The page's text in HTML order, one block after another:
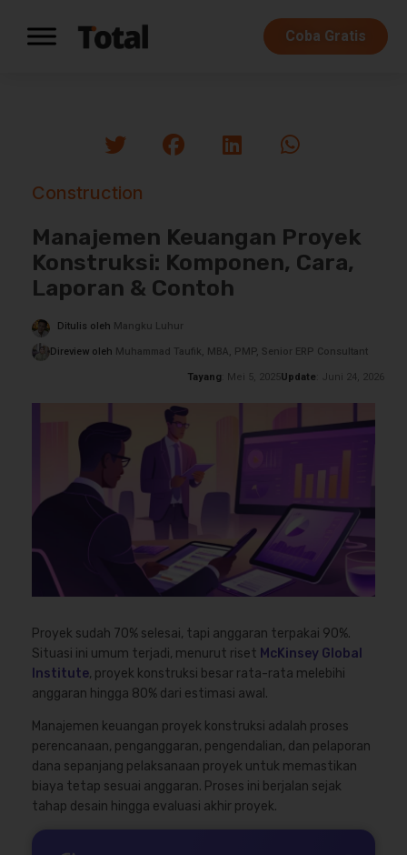
Coba Gratis
Construction
Manajemen Keuangan Proyek
Konstruksi: Komponen, Cara,
Laporan & Contoh
Ditulis oleh Mangku Luhur
Direview oleh Muhammad Taufik, MBA, PMP, Senior ERP Consultant
Tayang : Mei 5, 2025Update : Juni 24, 2026
Proyek sudah 70% selesai, tapi anggaran terpakai 90%.
Situasi ini umum terjadi, menurut riset McKinsey Global
Institute, proyek konstruksi besar rata-rata melebihi
anggaran hingga 80% dari estimasi awal.
Manajemen keuangan proyek konstruksi adalah proses
perencanaan, penganggaran, pengendalian, dan pelaporan
dana sepanjang pelaksanaan proyek untuk memastikan
biaya tetap sesuai anggaran. Proses ini berjalan sejak
tahap desain hingga evaluasi akhir proyek.